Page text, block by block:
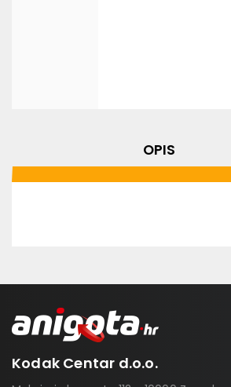
OPIS
Kodak Centar d.o.o.